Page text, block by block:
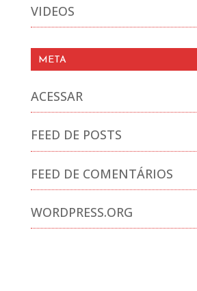
VIDEOS
META
ACESSAR
FEED DE POSTS
FEED DE COMENTÁRIOS
WORDPRESS.ORG